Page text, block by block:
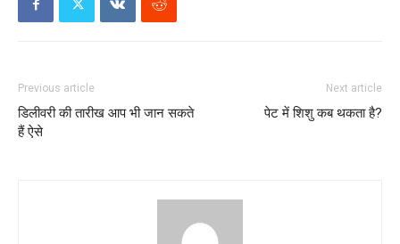
Previous article
डिलीवरी की तारीख आप भी जान सकते
हैं ऐसे
Next article
पेट में शिशु कब थकता है?